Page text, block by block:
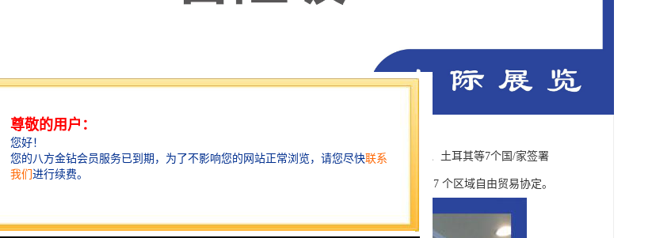
签署了16 个自由贸易协定。包括与澳大利亚、智利、印度、日/本、新西兰、巴基斯坦、土耳其等7个国/家签署
以及作为东盟成员，与中国、韩国、日本、澳大利亚、新西兰、印度、中国香港签署的7 个区域自由贸易协定。